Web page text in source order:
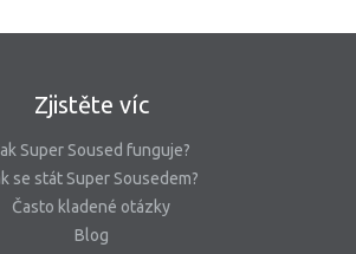
Zjistěte víc
Super Soused funguje?
se stát Super Sousedem?
Často kladené otázky
Blog